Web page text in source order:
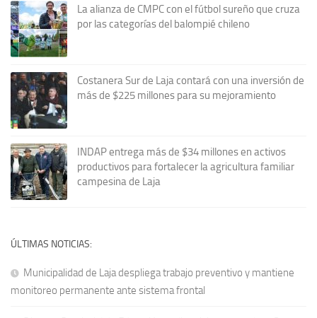
La alianza de CMPC con el fútbol sureño que cruza
por las categorías del balompié chileno
Costanera Sur de Laja contará con una inversión de
más de $225 millones para su mejoramiento
INDAP entrega más de $34 millones en activos
productivos para fortalecer la agricultura familiar
campesina de Laja
ÚLTIMAS NOTICIAS:
Municipalidad de Laja despliega trabajo preventivo y mantiene
monitoreo permanente ante sistema frontal